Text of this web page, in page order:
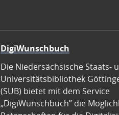
DigiWunschbuch
Die Niedersächsische Staats-
Universitätsbibliothek
(SUB) bietet mit dem Service
„DigiWunschbuch” die